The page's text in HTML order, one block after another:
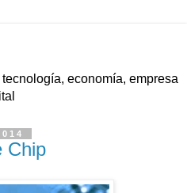
economía, empresa
Chip